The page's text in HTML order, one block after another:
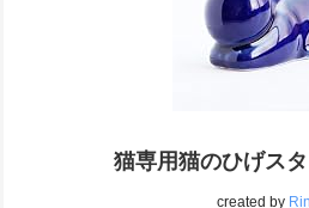
猫専用猫のひげス
created by